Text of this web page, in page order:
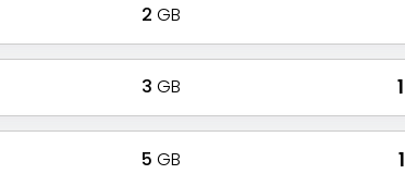
2 GB
3 GB
5 GB